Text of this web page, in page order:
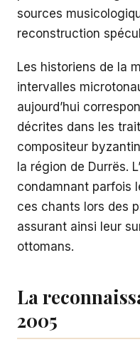
sources
reconstruction
Les historiens de la
intervalles
aujourd’hui
décrites dans les
compositeur
la région de Durrës.
condamnant parfois
ces chants lors des
assurant ainsi leur
ottomans.
La
2005